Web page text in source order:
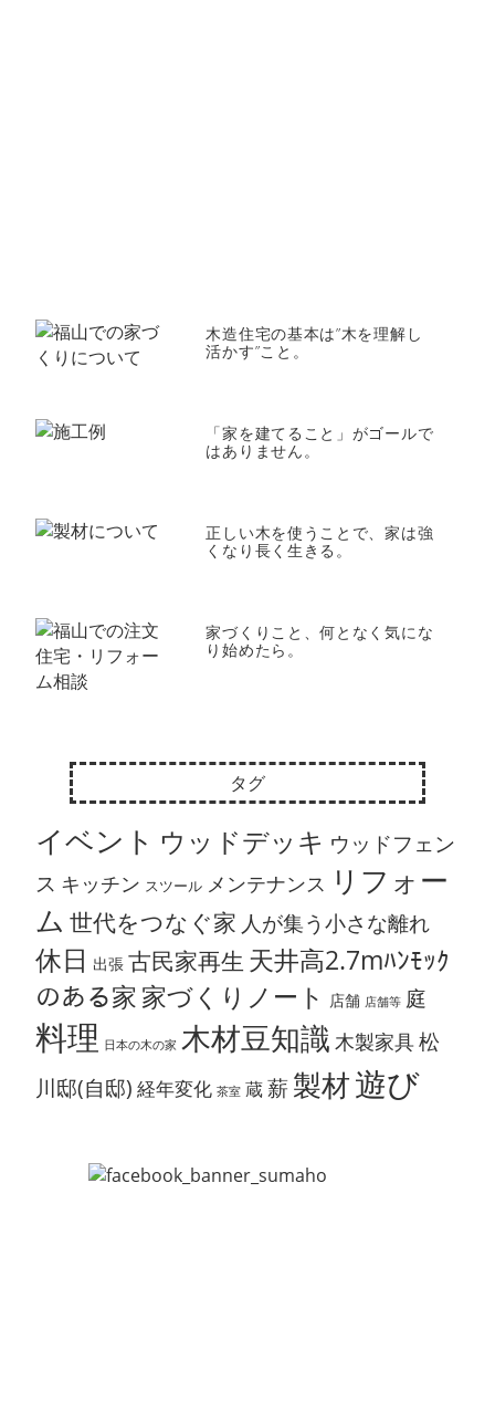
木造住宅の基本は”木を理解し
活かす”こと。
「家を建てること」がゴールで
はありません。
正しい木を使うことで、家は強
くなり長く生きる。
家づくりこと、何となく気にな
り始めたら。
タグ
イベント ウッドデッキ ウッドフェン
ス キッチン スツール メンテナンス リフォー
ム 世代をつなぐ家 人が集う小さな離れ
休日 出張 古民家再生 天井高2.7mﾊﾝﾓｯｸ
のある家 家づくりノート 店舗 店舗等 庭
料理 日本の木の家 木材豆知識 木製家具松
川邸(自邸) 経年変化 茶室 蔵 薪 製材遊び